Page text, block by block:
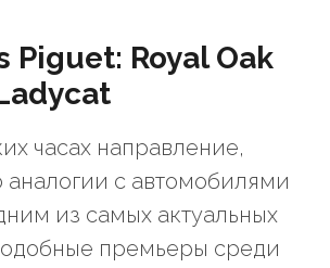
Piguet: Royal Oak
часах направление,
аналогии с автомобилями
из самых актуальных
премьеры среди